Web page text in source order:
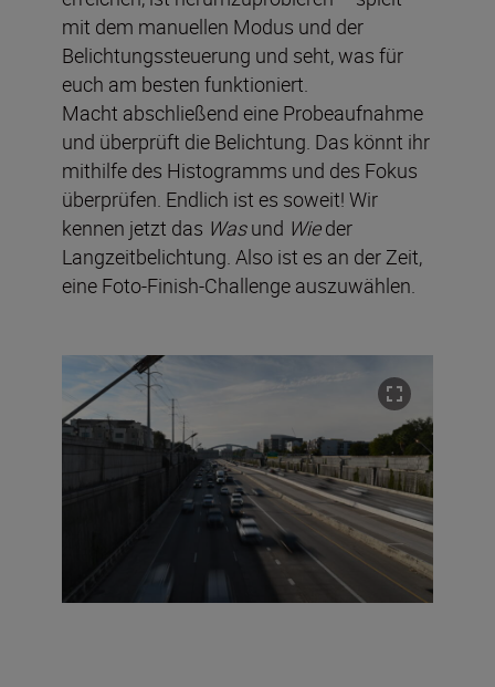
mit dem manuellen Modus und der
Belichtungssteuerung und seht, was für
euch am besten funktioniert.
Macht abschließend eine Probeaufnahme
und überprüft die Belichtung. Das könnt ihr
mithilfe des Histogramms und des Fokus
überprüfen. Endlich ist es soweit! Wir
kennen jetzt das Wasund Wieder
Langzeitbelichtung. Also ist es an der Zeit,
eine Foto-Finish-Challenge auszuwählen.